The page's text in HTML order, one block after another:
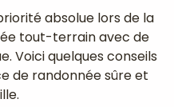
absolue lors de la
tout-terrain avec de
Voici quelques conseils
de randonnée sûre et